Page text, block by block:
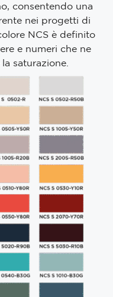
consentendo una
nei progetti di
NCS è definito
e numeri che ne
saturazione.